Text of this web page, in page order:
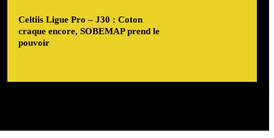
Celtiis Ligue Pro – J30 : Coton
craque encore, SOBEMAP prend le
pouvoir